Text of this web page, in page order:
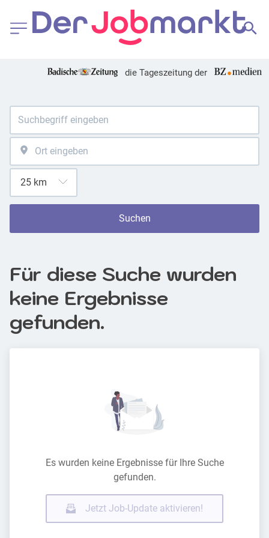
die Tageszeitung der
Suchen
Für diese Suche wurden
keine Ergebnisse
gefunden.
Es wurden keine Ergebnisse für Ihre Suche
gefunden.
Jetzt Job-Update aktivieren!